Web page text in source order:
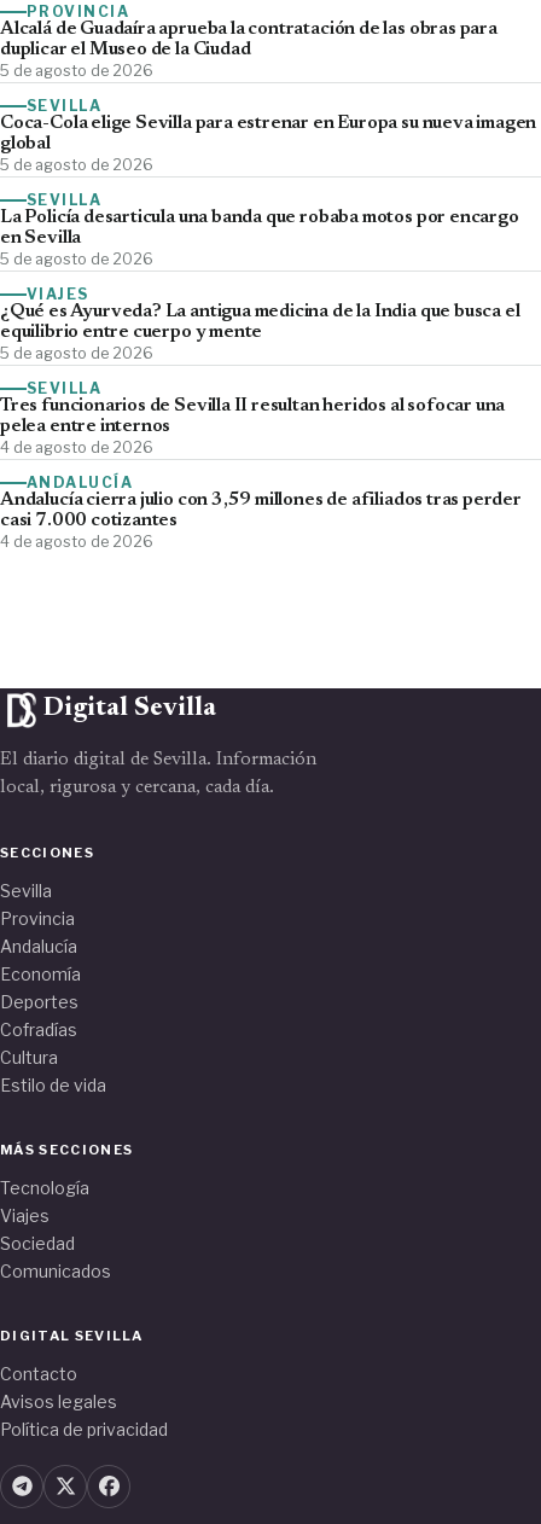
PROVINCIA
Alcalá de Guadaíra aprueba la contratación de las obras para
duplicar el Museo de la Ciudad
5 de agosto de 2026
SEVILLA
Coca-Cola elige Sevilla para estrenar en Europa su nueva imagen
global
5 de agosto de 2026
SEVILLA
La Policía desarticula una banda que robaba motos por encargo
en Sevilla
5 de agosto de 2026
VIAJES
¿Qué es Ayurveda? La antigua medicina de la India que busca el
equilibrio entre cuerpo y mente
5 de agosto de 2026
SEVILLA
Tres funcionarios de Sevilla II resultan heridos al sofocar una
pelea entre internos
4 de agosto de 2026
ANDALUCÍA
Andalucía cierra julio con 3,59 millones de afiliados tras perder
casi 7.000 cotizantes
4 de agosto de 2026
Digital Sevilla
El diario digital de Sevilla. Información
local, rigurosa y cercana, cada día.
SECCIONES
Sevilla
Provincia
Andalucía
Economía
Deportes
Cofradías
Cultura
Estilo de vida
MÁS SECCIONES
Tecnología
Viajes
Sociedad
Comunicados
DIGITAL SEVILLA
Contacto
Avisos legales
Política de privacidad